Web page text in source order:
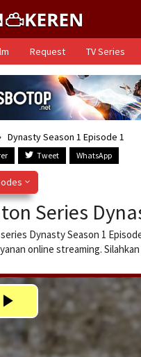
Request TV Series
Dynasty Season 1 Episode 1
Tweet WhatsApp
Series
Dynasty Season 1
online streaming.
Play
Video